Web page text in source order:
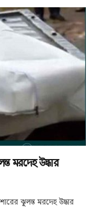
মরদেহ উদ্ধার
ঝুলন্ত মরদেহ উদ্ধার